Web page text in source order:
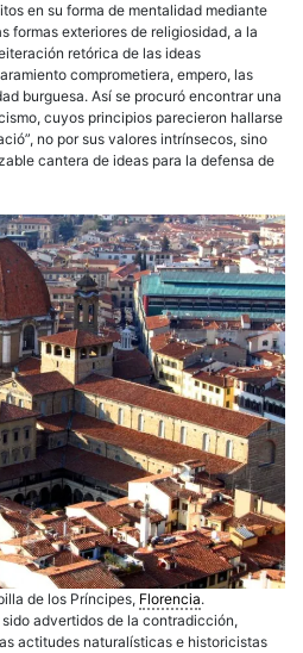
en su forma de mentalidad mediante
formas exteriores de religiosidad, a la
retórica de las ideas
comprometiera, empero, las
burguesa. Así se procuró encontrar una
cuyos principios parecieron hallarse
no por sus valores intrínsecos, sino
cantera de ideas para la defensa de
de los Príncipes, Florencia.
advertidos de la contradicción,
actitudes naturalísticas e historicistas